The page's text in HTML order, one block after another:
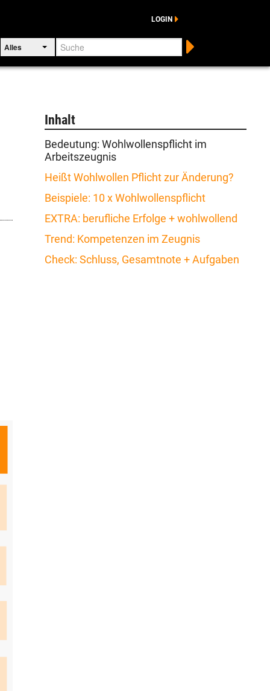
LOGIN
Alles Suche
Inhalt
Bedeutung: Wohlwollenspflicht im
Arbeitszeugnis
Heißt Wohlwollen Pflicht zur Änderung?
Beispiele: 10 x Wohlwollenspflicht
EXTRA: berufliche Erfolge + wohlwollend
Trend: Kompetenzen im Zeugnis
Check: Schluss, Gesamtnote + Aufgaben